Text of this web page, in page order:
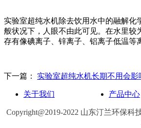
实验室超纯水机除去饮用水中的融解化
般状况下，人眼不由此可见。在水里较
存有像碘离子、锌离子、铝离子低温等
下一篇： 实验室超纯水机长期不用会影
关于我们 产品中心
Copyright@2019-2022 山东汀兰环保科